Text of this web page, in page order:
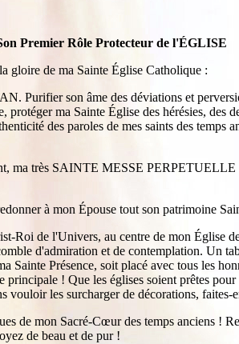
Premier Rôle Protecteur de l'ÉGLISE
gloire de ma Sainte Église Catholique :
Purifier son âme des déviations et
ma Sainte Église des hérésies, des
des paroles de mes saints des temps
ma très SAINTE MESSE
à mon Épouse tout son patrimoine
Roi de l'Univers, au centre de mon Église
d'admiration et de contemplation. Un
Sainte Présence, soit placé avec tous les
! Que les églises soient prêtes
vouloir les surcharger de décorations,
de mon Sacré-Cœur des temps anciens
de beau et de pur !